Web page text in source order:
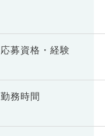
応募資格・ 経験
勤務時間